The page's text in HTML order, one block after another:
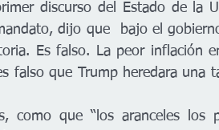
discurso del Estado de la
dijo que  bajo el
Es falso. La peor inflación
falso que Trump heredara una
como que “los aranceles los